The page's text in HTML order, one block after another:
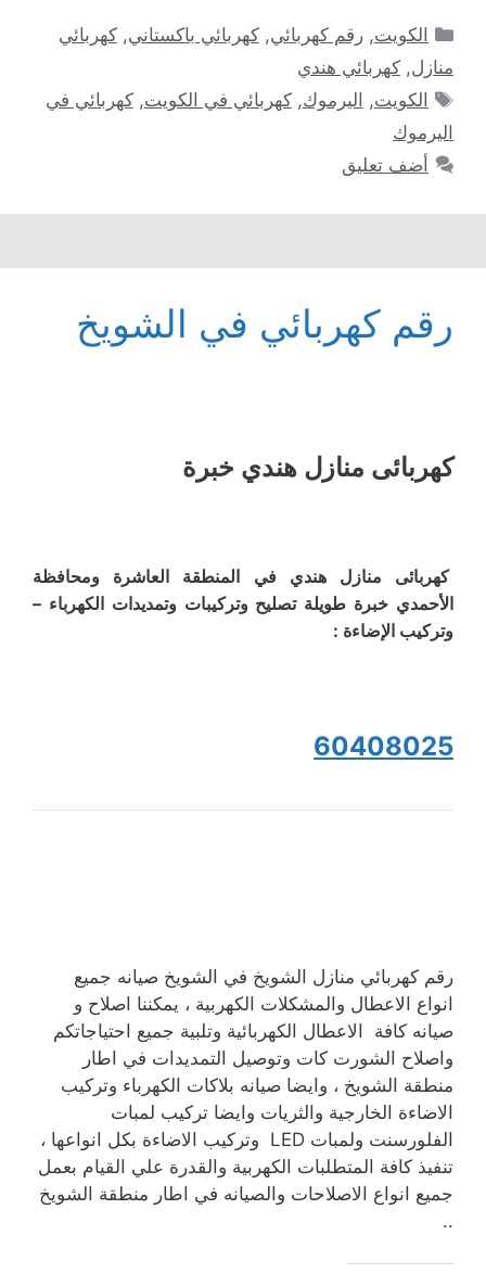
التصنيفات
الكويت,رقم كهربائي,كهربائي باكستاني,كهربائي
منازل, كهربائي هندي
الوسوم
الكويت, اليرموك,كهربائي في الكويت,كهربائي في
اليرموك
أضف تعليق
رقم كهربائي في الشويخ
كهربائى منازل هندي خبرة
كهربائى منازل هندي في المنطقة العاشرة ومحافظة
الأحمدي خبرة طويلة تصليح وتركيبات وتمديدات الكهرباء –
وتركيب الإضاءة :
60408025
رقم كهربائي منازل الشويخ في الشويخ صيانه جميع
انواع الاعطال والمشكلات الكهربية ، يمكننا اصلاح و
صيانه كافة الاعطال الكهربائية وتلبية جميع احتياجاتكم
واصلاح الشورت كات وتوصيل التمديدات في اطار
منطقة الشويخ ، وايضا صيانه بلاكات الكهرباء وتركيب
الاضاءة الخارجية والثريات وايضا تركيب لمبات
الفلورسنت ولمبات LED وتركيب الاضاءة بكل انواعها ،
تنفيذ كافة المتطلبات الكهربية والقدرة علي القيام بعمل
جميع انواع الاصلاحات والصيانه في اطار منطقة الشويخ
..